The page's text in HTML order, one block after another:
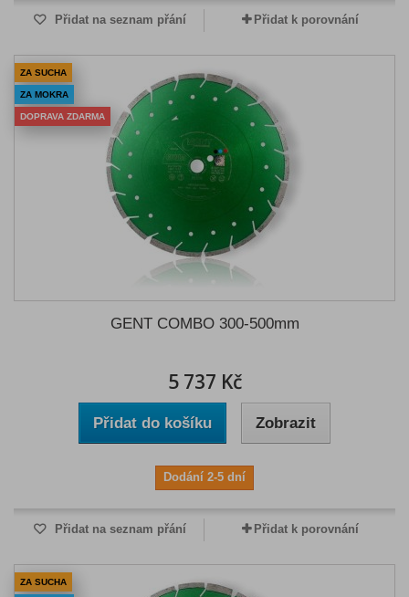
Přidat na seznam přání Přidat k porovnání
ZA SUCHA
ZA MOKRA
DOPRAVA ZDARMA
GENT COMBO 300-500mm
5 737 Kč
Přidat do košíku Zobrazit
Dodání 2-5 dní
Přidat na seznam přání Přidat k porovnání
ZA SUCHA